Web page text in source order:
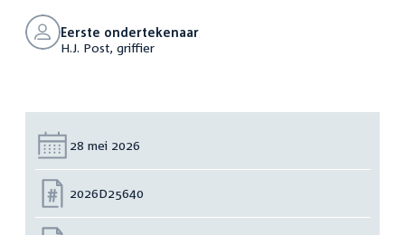
Eerste ondertekenaar
H.J. Post, griffier
Datum:
28 mei 2026
Nummer:
2026D25640